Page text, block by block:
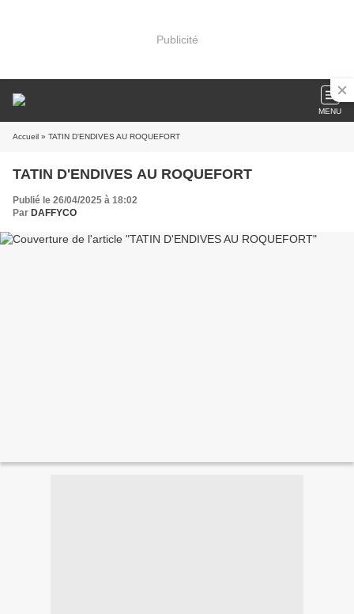
Publicité
MENU
Accueil » TATIN D'ENDIVES AU ROQUEFORT
TATIN D'ENDIVES AU ROQUEFORT
Publié le 26/04/2025 à 18:02
Par DAFFYCO